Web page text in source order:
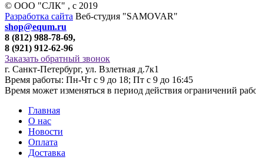
© ООО "СЛК" , c 2019
Разработка сайта Веб-студия "SAMOVAR"
shop@equm.ru
8 (812) 988-78-69,
8 (921) 912-62-96
Заказать обратный звонок
г. Санкт-Петербург, ул. Взлетная д.7к1
Время работы: Пн-Чт с 9 до 18; Пт с 9 до 16:45
Время может изменяться в период действия ограничений
Главная
О нас
Новости
Оплата
Доставка